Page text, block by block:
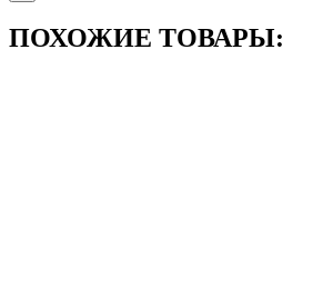
ПОХОЖИЕ ТОВАРЫ: